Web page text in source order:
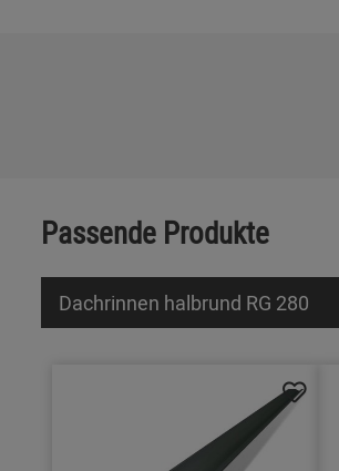
Passende Produkte
Dachrinnen halbrund RG 280